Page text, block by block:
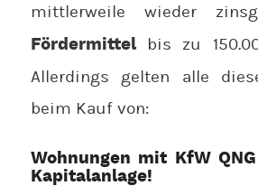
mittlerweile wieder
Fördermittelbis zu
Allerdings gelten alle
beim Kauf von:
Wohnungen mit KfW
Kapitalanlage!